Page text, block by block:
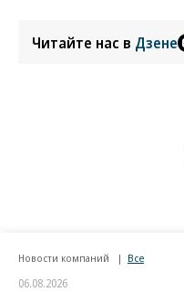
Читайте нас в Дзене
Новости компаний Все
06.08.2026